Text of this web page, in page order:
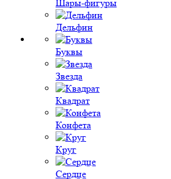
Шары-фигуры
Дельфин
Буквы
Звезда
Квадрат
Конфета
Круг
Сердце